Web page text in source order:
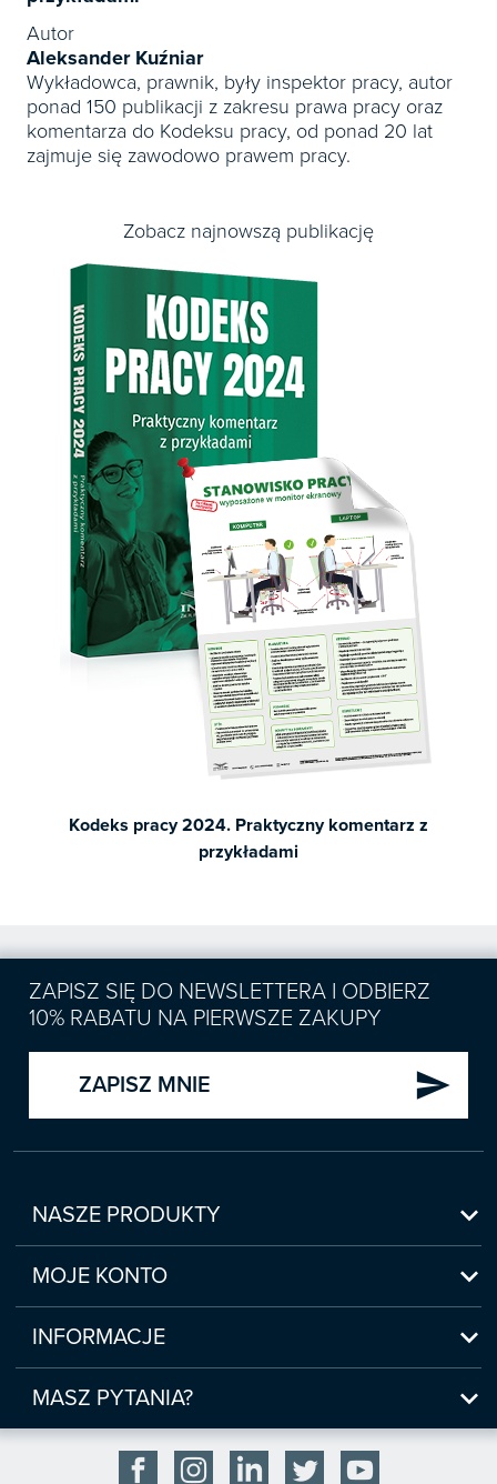
Autor
Aleksander Kuźniar
Wykładowca, prawnik, były inspektor pracy, autor
ponad 150 publikacji z zakresu prawa pracy oraz
komentarza do Kodeksu pracy, od ponad 20 lat
zajmuje się zawodowo prawem pracy.
Zobacz najnowszą publikację
Kodeks pracy 2024. Praktyczny komentarz z
przykładami
ZAPISZ SIĘ DO NEWSLETTERA I ODBIERZ
10% RABATU NA PIERWSZE ZAKUPY
ZAPISZ MNIE send
NASZE PRODUKTY 
Nowości
Zapowiedzi
Bestsellery
Czasopisma
Webinaria/Szkolenia
Prawo Pracy i ZUS
Podatki
INFORLEX
MOJE KONTO 
Moje konto
Moje produkty
Historia zakupów
Moje zgody
INFORMACJE 
Regulamin sklepu internetowego
(www.sklep.infor.pl)
Płatność
Bezpieczeństwo
MASZ PYTANIA? 
 bok@infor.pl
801 626 666